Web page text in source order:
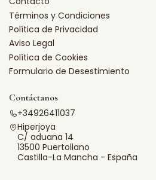
Términos y Condiciones
Política de Privacidad
Aviso Legal
Política de Cookies
Formulario de Desestimiento
Contáctanos
+34926411037
Hiperjoya
C/ aduana 14
13500 Puertollano
Castilla-La Mancha - España